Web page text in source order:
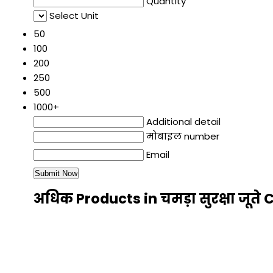
Select Unit
50
100
200
250
500
1000+
Additional detail
मोबाइल number
Email
अधिक Products in चमड़ा सुरक्षा जूते